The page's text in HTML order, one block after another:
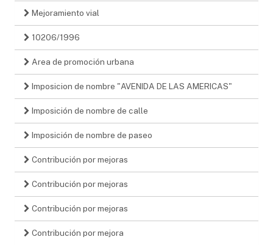
Mejoramiento vial
10206/1996
Area de promoción urbana
Imposicion de nombre "AVENIDA DE LAS AMERICAS"
Imposición de nombre de calle
Imposición de nombre de paseo
Contribución por mejoras
Contribución por mejoras
Contribución por mejoras
Contribución por mejora